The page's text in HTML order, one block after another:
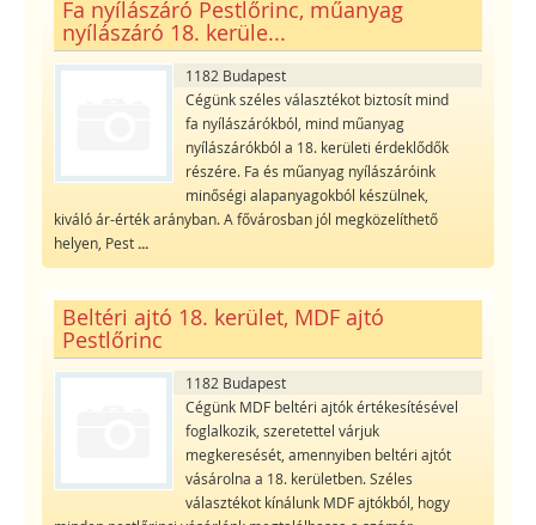
Fa nyílászáró Pestlőrinc, műanyag
nyílászáró 18. kerüle...
1182 Budapest
Cégünk széles választékot biztosít mind
fa nyílászárókból, mind műanyag
nyílászárókból a 18. kerületi érdeklődők
részére. Fa és műanyag nyílászáróink
minőségi alapanyagokból készülnek,
kiváló ár-érték arányban. A fővárosban jól megközelíthető
helyen, Pest...
Beltéri ajtó 18. kerület, MDF ajtó
Pestlőrinc
1182 Budapest
Cégünk MDF beltéri ajtók értékesítésével
foglalkozik, szeretettel várjuk
megkeresését, amennyiben beltéri ajtót
vásárolna a 18. kerületben. Széles
választékot kínálunk MDF ajtókból, hogy